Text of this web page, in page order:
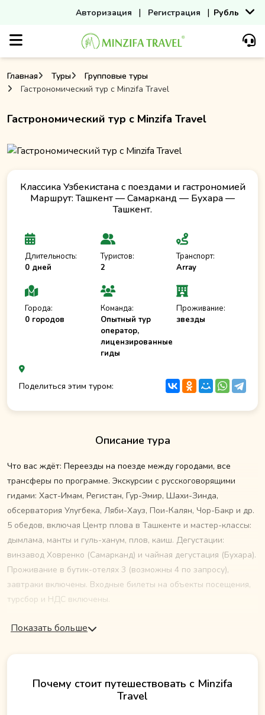
Авторизация | Регистрация | Рубль
Главная Туры
Групповые туры
Гастрономический тур с Minzifa Travel
Гастрономический тур с Minzifa Travel
Классика Узбекистана с поездами и гастрономией
Маршрут: Ташкент — Самарканд — Бухара —
Ташкент.
Длительность:
0 дней
Туристов:
2
Транспорт:
Array
Города:
0 городов
Команда:
Опытный тур
оператор,
лицензированные
гиды
Проживание:
звезды
Поделиться этим туром:
Описание тура
Что вас ждёт: Переезды на поезде между городами, все
трансферы по программе. Экскурсии с русскоговорящими
гидами: Хаст-Имам, Регистан, Гур-Эмир, Шахи-Зинда,
обсерватория Улугбека, Ляби-Хауз, Пои-Калян, Чор-Бакр и др.
5 обедов, включая Центр плова в Ташкенте и мастер-классы:
дымлама, манты и гуль-ханум, плов, каиш. Дегустации:
винзавод Ховренко (Самарканд) и чайная дегустация (Бухара).
Проживание в бутик-отелях 3 (возможны 4 по запросу),
завтраки включены. Входные билеты на объекты посещения,
турсбор и НДС включены.
Показать больше
Почему стоит путешествовать с Minzifa
Travel